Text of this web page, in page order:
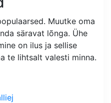
Muutke oma
säravat lõnga. Ühe
on ilus ja sellise
te lihtsalt valesti minna.